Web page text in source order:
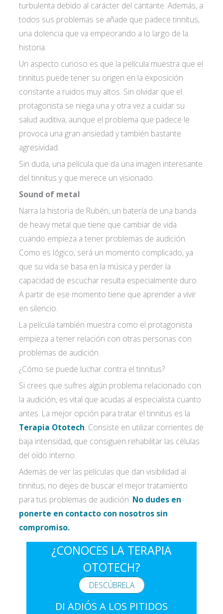
turbulenta debido al carácter del cantante. Además, a
todos sus problemas se añade que padece tinnitus,
una dolencia que va empeorando a lo largo de la
historia.
Un aspecto curioso es que la película muestra que el
tinnitus puede tener su origen en la exposición
constante a ruidos muy altos. Sin olvidar que el
protagonista se niega una y otra vez a cuidar su
salud auditiva, aunque el problema que padece le
provoca una gran ansiedad y también bastante
agresividad.
Sin duda, una película que da una imagen interesante
del tinnitus y que merece un visionado.
Sound of metal
Narra la historia de Rubén, un batería de una banda
de heavy metal que tiene que cambiar de vida
cuando empieza a tener problemas de audición.
Como es lógico, será un momento complicado, ya
que su vida se basa en la música y perder la
capacidad de escuchar resulta especialmente duro.
A partir de ese momento tiene que aprender a vivir
en silencio.
La película también muestra como el protagonista
empieza a tener relación con otras personas con
problemas de audición.
¿Cómo se puede luchar contra el tinnitus?
Si crees que sufres algún problema relacionado con
la audición, es vital que acudas al especialista cuanto
antes. La mejor opción para tratar el tinnitus es la
Terapia Ototech. Consiste en utilizar corrientes de
baja intensidad, que consiguen rehabilitar las células
del oído interno.
Además de ver las películas que dan visibilidad al
tinnitus, no dejes de buscar el mejor tratamiento
para tus problemas de audición. No dudes en
ponerte en contacto con nosotros sin
compromiso.
¿CONOCES LA TERAPIA
OTOTECH?
DESCÚBRELA
DI ADIÓS A LOS PITIDOS